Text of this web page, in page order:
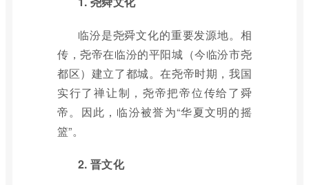
临汾是尧舜文化的重要发源地。相
传，尧帝在临汾的平阳城（今临汾市尧
都区）建立了都城。在尧帝时期，我国
实行了禅让制，尧帝把帝位传给了舜
帝。因此，临汾被誉为“华夏文明的摇
篮”。
2. 晋文化